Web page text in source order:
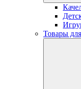
Товары